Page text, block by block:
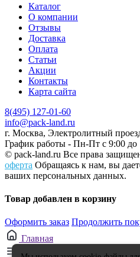
Каталог
О компании
Отзывы
Доставка
Оплата
Статьи
Акции
Контакты
Карта сайта
8(495) 127-01-60
info@pack-land.ru
г. Москва, Электролитный
График работы - Пн-Пт с 9:00 до
© pack-land.ru Все права
оферта Обращаясь к нам, вы
ваших персональных данных.
Товар добавлен в корзину
Оформить заказ Продолжить
Главная